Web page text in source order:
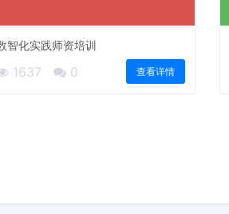
智化实践师资培训
1637 0 查看详情